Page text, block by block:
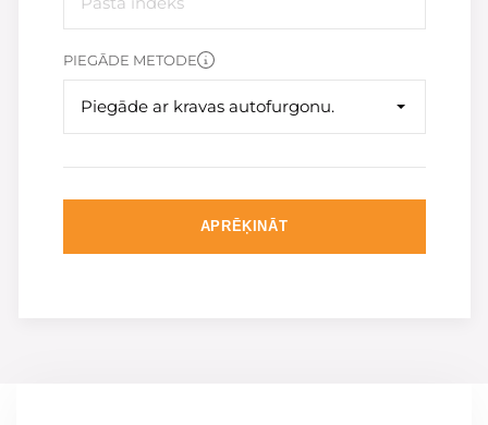
PIEGĀDE METODE
Piegāde ar kravas autofurgonu.
APRĒĶINĀT